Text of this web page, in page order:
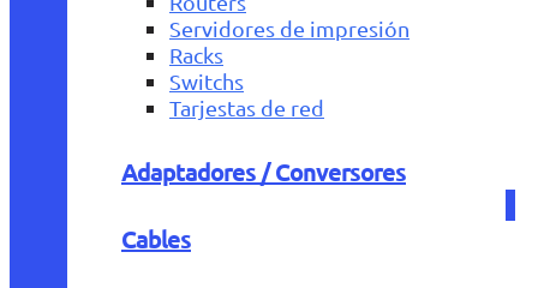
Servidores de impresión
Racks
Switchs
Tarjestas de red
Adaptadores / Conversores
Cables